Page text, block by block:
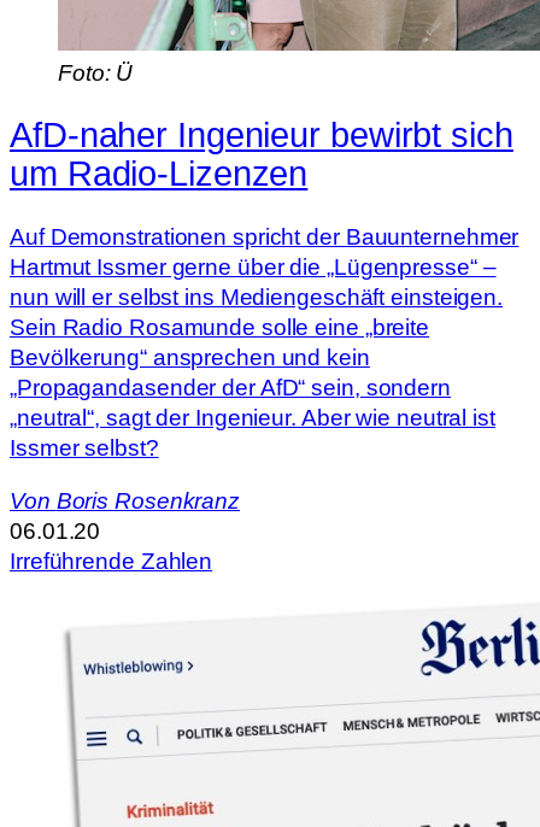
Foto: Ü
AfD-naher Ingenieur bewirbt sich
um Radio-Lizenzen
Auf Demonstrationen spricht der Bauunternehmer
Hartmut Issmer gerne über die „Lügenpresse“ –
nun will er selbst ins Mediengeschäft einsteigen.
Sein Radio Rosamunde solle eine „breite
Bevölkerung“ ansprechen und kein
„Propagandasender der AfD“ sein, sondern
„neutral“, sagt der Ingenieur. Aber wie neutral ist
Issmer selbst?
Von Boris Rosenkranz
06.01.20
Irreführende Zahlen